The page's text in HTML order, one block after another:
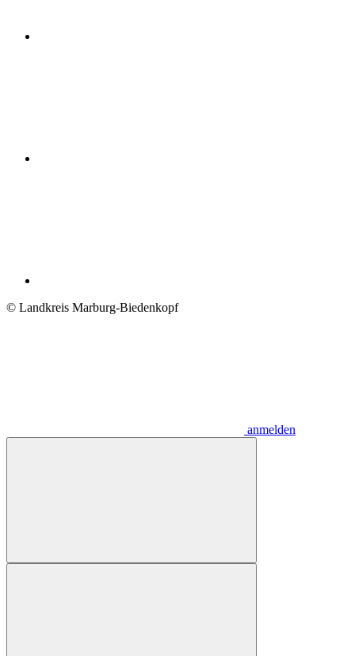
© Landkreis Marburg-Biedenkopf
anmelden